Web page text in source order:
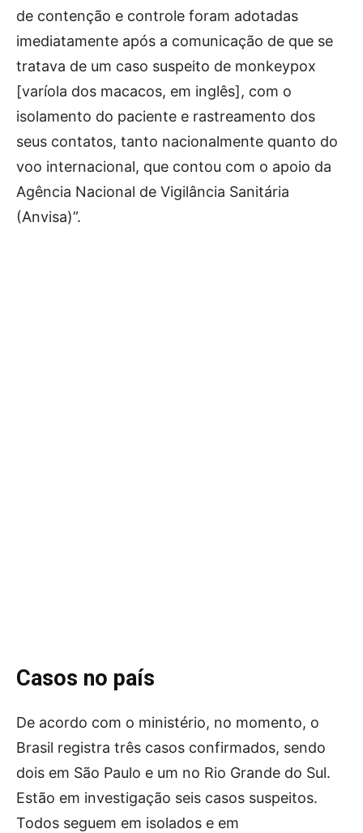
de contenção e controle foram adotadas
imediatamente após a comunicação de que se
tratava de um caso suspeito de monkeypox
[varíola dos macacos, em inglês], com o
isolamento do paciente e rastreamento dos
seus contatos, tanto nacionalmente quanto do
voo internacional, que contou com o apoio da
Agência Nacional de Vigilância Sanitária
(Anvisa)”.
Casos no país
De acordo com o ministério, no momento, o
Brasil registra três casos confirmados, sendo
dois em São Paulo e um no Rio Grande do Sul.
Estão em investigação seis casos suspeitos.
Todos seguem em isolados e em